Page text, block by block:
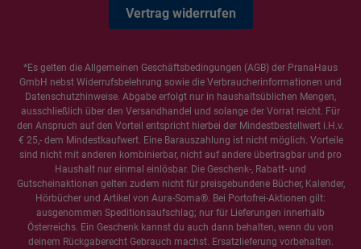
Vertrag widerrufen
*Es gelten die Allgemeinen Geschäftsbedingungen (AGB) der PranaHaus
GmbH nebst Widerrufsbelehrung sowie die Verbraucherinformationen und
Datenschutzhinweise. Abgabe erfolgt nur in haushaltsüblichen Mengen,
ausschließlich über den Versandhandel und solange der Vorrat reicht. Für
den Anspruch auf den Vorteil entspricht hierbei der Mindestbestellwert i.H.v.
€ 25,- dem Mindestkaufwert. Eine Barauszahlung ist nicht möglich. Vorteile
sind nicht mit anderen kombinierbar, nicht auf andere übertragbar und pro
Haushalt nur einmal einlösbar. Die Geschenk-, Rabatt- und
Gutscheinaktionen gelten zudem nicht für preisgebundene Bücher, Kalender,
Hörbücher und Artikel von Aura-Soma®. Bei Portofrei-Aktionen gilt:
ausgenommen Speditionsaufschlag; nur für Lieferungen innerhalb
Österreichs. Ein Geschenk kannst du auch dann behalten, wenn du von
deinem Rückgaberecht Gebrauch machst. Ersatzlieferung vorbehalten.